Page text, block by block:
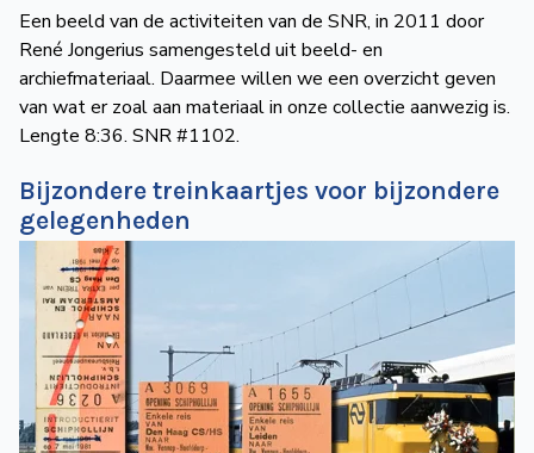
Een beeld van de activiteiten van de SNR, in 2011 door
René Jongerius samengesteld uit beeld- en
archiefmateriaal. Daarmee willen we een overzicht geven
van wat er zoal aan materiaal in onze collectie aanwezig is.
Lengte 8:36. SNR #1102.
Bijzondere treinkaartjes voor bijzondere
gelegenheden